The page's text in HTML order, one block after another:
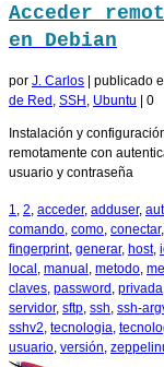
Acceder
en Debian
por J. Carlos | publicado
de Red SSH Ubuntu | 0
Instalación y
remotamente con
usuario y contraseña
1 2 acceder, adduser,
comando como conectar,
fingerprint, generar, host,
local manual metodo
claves password privada
servidor, sftp ssh ssh-
sshv2 tecnologia
usuario versión